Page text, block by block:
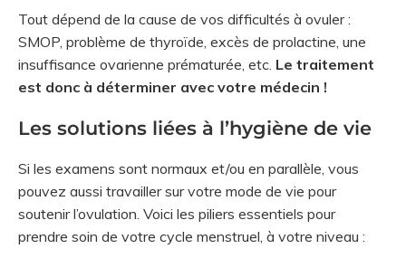
Tout dépend de la cause de vos difficultés à ovuler :
SMOP, problème de thyroïde, excès de prolactine, une
insuffisance ovarienne prématurée, etc. Le traitement
est donc à déterminer avec votre médecin !
Les solutions liées à l’hygiène de vie
Si les examens sont normaux et/ou en parallèle, vous
pouvez aussi travailler sur votre mode de vie pour
soutenir l’ovulation. Voici les piliers essentiels pour
prendre soin de votre cycle menstruel, à votre niveau :